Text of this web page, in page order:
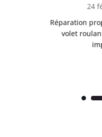
24
Réparation
volet